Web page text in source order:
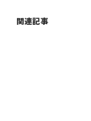
関連記事